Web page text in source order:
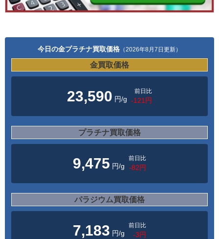
今日の金プラチナ買取価格 （2026年8月7日更新）
金買取価格
23,590 円/g
前日比
-121円
プラチナ買取価格
9,475 円/g
前日比
-82円
パラジウム買取価格
7,183 円/g
前日比
-3円